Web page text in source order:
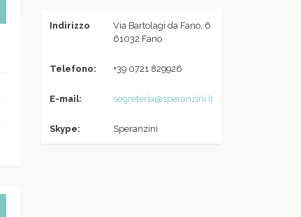
Indirizzo
Via Bartolagi da Fano, 6
61032 Fano
Telefono: +39 0721 829926
E-mail: segreteria@speranzini.it
Skype: Speranzini